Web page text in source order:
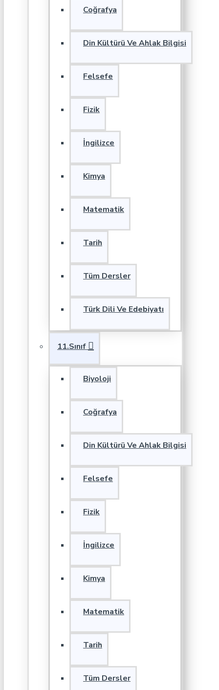
Coğrafya
Din Kültürü Ve Ahlak Bilgisi
Felsefe
Fizik
İngilizce
Kimya
Matematik
Tarih
Tüm Dersler
Türk Dili Ve Edebiyatı
11.Sınıf
Biyoloji
Coğrafya
Din Kültürü Ve Ahlak Bilgisi
Felsefe
Fizik
İngilizce
Kimya
Matematik
Tarih
Tüm Dersler